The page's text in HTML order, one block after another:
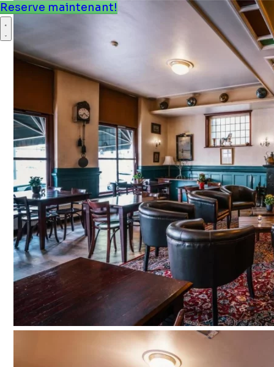
Reserve maintenant!